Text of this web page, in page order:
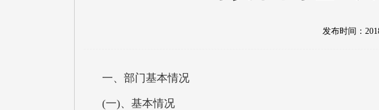
发布时间：
一、部门基本情况
(一)、基本情况